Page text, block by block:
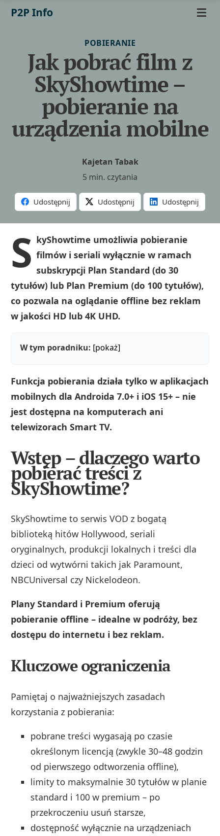
P2P Info
POBIERANIE
Jak pobrać film z
SkyShowtime –
pobieranie na
urządzenia mobilne
Kajetan Tabak
5 min. czytania
Udostępnij Udostępnij Udostępnij
S kyShowtime umożliwia pobieranie
filmów i seriali wyłącznie w ramach
subskrypcji Plan Standard (do 30
tytułów) lub Plan Premium (do 100 tytułów),
co pozwala na oglądanie offline bez reklam
w jakości HD lub 4K UHD.
W tym poradniku: [pokaż]
Funkcja pobierania działa tylko w aplikacjach
mobilnych dla Androida 7.0+ i iOS 15+ – nie
jest dostępna na komputerach ani
telewizorach Smart TV.
Wstęp – dlaczego warto
pobierać treści z
SkyShowtime?
SkyShowtime to serwis VOD z bogatą
biblioteką hitów Hollywood, seriali
oryginalnych, produkcji lokalnych i treści dla
dzieci od wytwórni takich jak Paramount,
NBCUniversal czy Nickelodeon.
Plany Standard i Premium oferują
pobieranie offline – idealne w podróży, bez
dostępu do internetu i bez reklam.
Kluczowe ograniczenia
Pamiętaj o najważniejszych zasadach
korzystania z pobierania:
pobrane treści wygasają po czasie
określonym licencją (zwykle 30–48 godzin
od pierwszego odtworzenia offline),
limity to maksymalnie 30 tytułów w planie
standard i 100 w premium – po
przekroczeniu usuń starsze,
dostępność wyłącznie na urządzeniach